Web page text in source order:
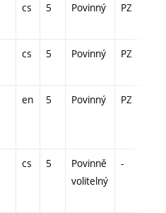
cs 5 Povinný PZ
cs 5 Povinný PZ
en 5 Povinný PZ
cs 5
Povinně
volitelný
-